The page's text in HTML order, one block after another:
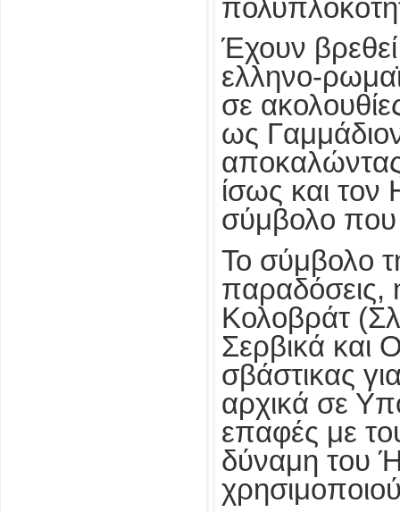
Έχουν
ελληνο-
σε
ως
ίσως και τον
σύμβολο
Το σύμβολο
παραδόσεις,
Κολοβράτ
Σερβικά και
σβάστικας
αρχικά σε
επαφές με
δύναμη του